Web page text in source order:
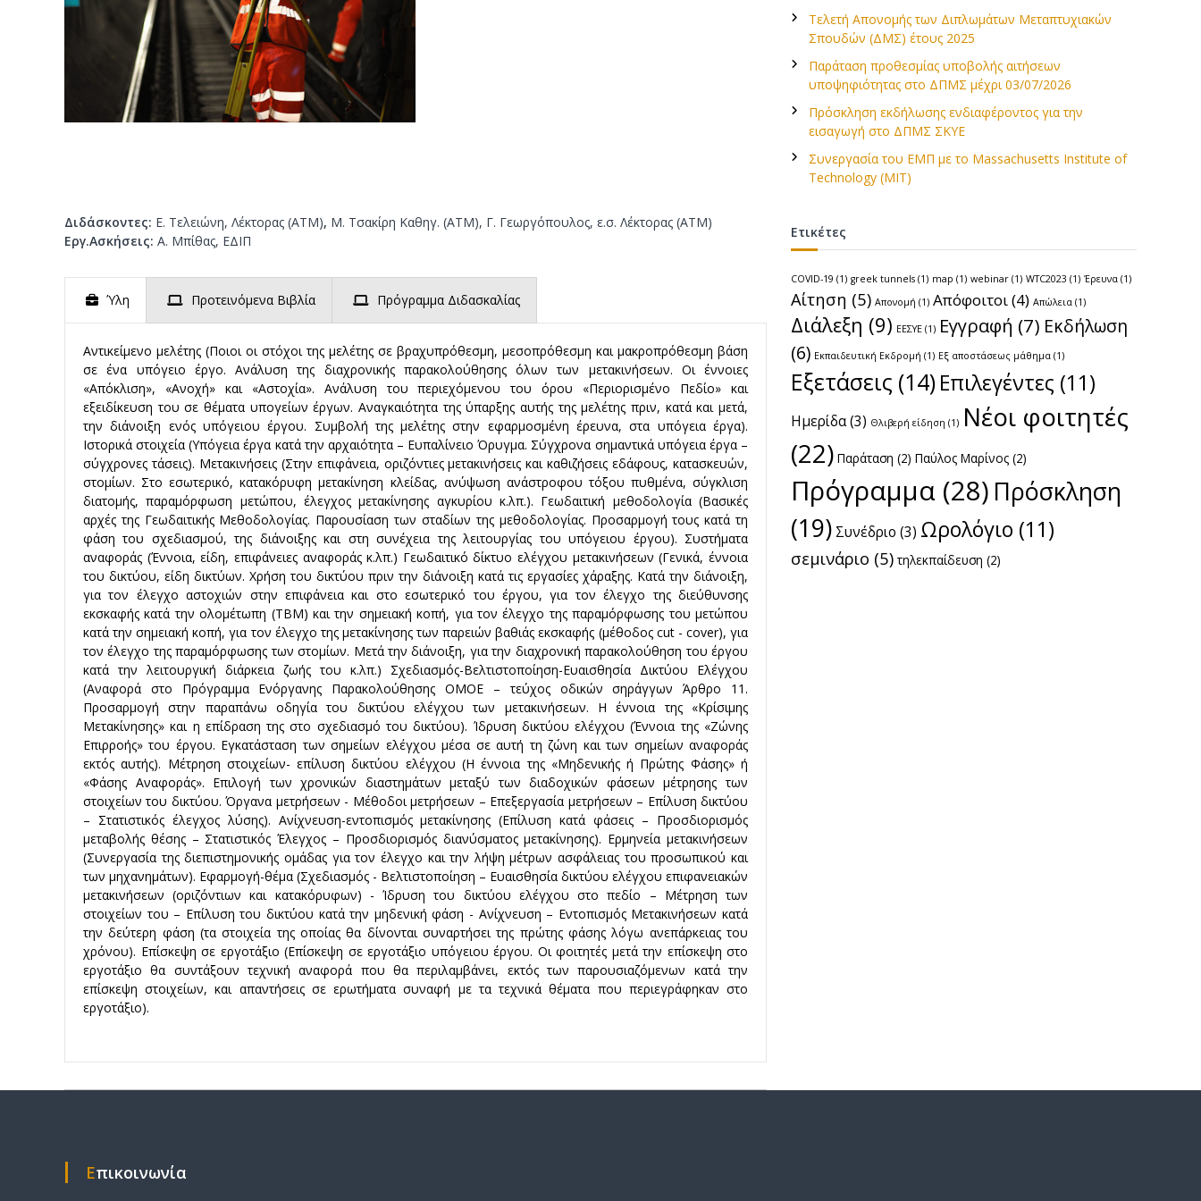
ο
γ
ί
ω
ν
Έ
ρ
γ
ω
ν
Διδάσκοντες: Ε. Τελειώνη, Λέκτορας (ΑΤΜ), Μ. Τσακίρη Καθηγ. (ΑΤΜ), Γ. Γεωργόπουλος, ε.σ. Λέκτορας (ΑΤΜ)
Εργ.Ασκήσεις: Α. Μπίθας, ΕΔΙΠ
Ύλη Προτεινόμενα Βιβλία Πρόγραμμα Διδασκαλίας
Αντικείμενο μελέτης (Ποιοι οι στόχοι της μελέτης σε βραχυπρόθεσμη, μεσοπρόθεσμη και μακροπρόθεσμη βάση
σε ένα υπόγειο έργο. Ανάλυση της διαχρονικής παρακολούθησης όλων των μετακινήσεων. Οι έννοιες
«Απόκλιση», «Ανοχή» και «Αστοχία». Ανάλυση του περιεχόμενου του όρου «Περιορισμένο Πεδίο» και
εξειδίκευση του σε θέματα υπογείων έργων. Αναγκαιότητα της ύπαρξης αυτής της μελέτης πριν, κατά και μετά,
την διάνοιξη ενός υπόγειου έργου. Συμβολή της μελέτης στην εφαρμοσμένη έρευνα, στα υπόγεια έργα).
Ιστορικά στοιχεία (Υπόγεια έργα κατά την αρχαιότητα – Ευπαλίνειο Όρυγμα. Σύγχρονα σημαντικά υπόγεια έργα –
σύγχρονες τάσεις). Μετακινήσεις (Στην επιφάνεια, οριζόντιες μετακινήσεις και καθιζήσεις εδάφους, κατασκευών,
στομίων. Στο εσωτερικό, κατακόρυφη μετακίνηση κλείδας, ανύψωση ανάστροφου τόξου πυθμένα, σύγκλιση
διατομής, παραμόρφωση μετώπου, έλεγχος μετακίνησης αγκυρίου κ.λπ.). Γεωδαιτική μεθοδολογία (Βασικές
αρχές της Γεωδαιτικής Μεθοδολογίας. Παρουσίαση των σταδίων της μεθοδολογίας. Προσαρμογή τους κατά τη
φάση του σχεδιασμού, της διάνοιξης και στη συνέχεια της λειτουργίας του υπόγειου έργου). Συστήματα
αναφοράς (Έννοια, είδη, επιφάνειες αναφοράς κ.λπ.) Γεωδαιτικό δίκτυο ελέγχου μετακινήσεων (Γενικά, έννοια
του δικτύου, είδη δικτύων. Χρήση του δικτύου πριν την διάνοιξη κατά τις εργασίες χάραξης. Κατά την διάνοιξη,
για τον έλεγχο αστοχιών στην επιφάνεια και στο εσωτερικό του έργου, για τον έλεγχο της διεύθυνσης
εκσκαφής κατά την ολομέτωπη (ΤΒΜ) και την σημειακή κοπή, για τον έλεγχο της παραμόρφωσης του μετώπου
κατά την σημειακή κοπή, για τον έλεγχο της μετακίνησης των παρειών βαθιάς εκσκαφής (μέθοδος cut - cover), για
τον έλεγχο της παραμόρφωσης των στομίων. Μετά την διάνοιξη, για την διαχρονική παρακολούθηση του έργου
κατά την λειτουργική διάρκεια ζωής του κ.λπ.) Σχεδιασμός-Βελτιστοποίηση-Ευαισθησία Δικτύου Ελέγχου
(Αναφορά στο Πρόγραμμα Ενόργανης Παρακολούθησης ΟΜΟΕ – τεύχος οδικών σηράγγων Άρθρο 11.
Προσαρμογή στην παραπάνω οδηγία του δικτύου ελέγχου των μετακινήσεων. Η έννοια της «Κρίσιμης
Μετακίνησης» και η επίδραση της στο σχεδιασμό του δικτύου). Ίδρυση δικτύου ελέγχου (Έννοια της «Ζώνης
Επιρροής» του έργου. Εγκατάσταση των σημείων ελέγχου μέσα σε αυτή τη ζώνη και των σημείων αναφοράς
εκτός αυτής). Μέτρηση στοιχείων- επίλυση δικτύου ελέγχου (Η έννοια της «Μηδενικής ή Πρώτης Φάσης» ή
«Φάσης Αναφοράς». Επιλογή των χρονικών διαστημάτων μεταξύ των διαδοχικών φάσεων μέτρησης των
στοιχείων του δικτύου. Όργανα μετρήσεων - Μέθοδοι μετρήσεων – Επεξεργασία μετρήσεων – Επίλυση δικτύου
– Στατιστικός έλεγχος λύσης). Ανίχνευση-εντοπισμός μετακίνησης (Επίλυση κατά φάσεις – Προσδιορισμός
μεταβολής θέσης – Στατιστικός Έλεγχος – Προσδιορισμός διανύσματος μετακίνησης). Ερμηνεία μετακινήσεων
(Συνεργασία της διεπιστημονικής ομάδας για τον έλεγχο και την λήψη μέτρων ασφάλειας του προσωπικού και
των μηχανημάτων). Εφαρμογή-θέμα (Σχεδιασμός - Βελτιστοποίηση – Ευαισθησία δικτύου ελέγχου επιφανειακών
μετακινήσεων (οριζόντιων και κατακόρυφων) - Ίδρυση του δικτύου ελέγχου στο πεδίο – Μέτρηση των
στοιχείων του – Επίλυση του δικτύου κατά την μηδενική φάση - Ανίχνευση – Εντοπισμός Μετακινήσεων κατά
την δεύτερη φάση (τα στοιχεία της οποίας θα δίνονται συναρτήσει της πρώτης φάσης λόγω ανεπάρκειας του
χρόνου). Επίσκεψη σε εργοτάξιο (Επίσκεψη σε εργοτάξιο υπόγειου έργου. Οι φοιτητές μετά την επίσκεψη στο
εργοτάξιο θα συντάξουν τεχνική αναφορά που θα περιλαμβάνει, εκτός των παρουσιαζόμενων κατά την
επίσκεψη στοιχείων, και απαντήσεις σε ερωτήματα συναφή με τα τεχνικά θέματα που περιεγράφηκαν στο
εργοτάξιο).
η
α
Τελετή Απονομής των Διπλωμάτων Μεταπτυχιακών
Σπουδών (ΔΜΣ) έτους 2025
Παράταση προθεσμίας υποβολής αιτήσεων
υποψηφιότητας στο ΔΠΜΣ μέχρι 03/07/2026
Πρόσκληση εκδήλωσης ενδιαφέροντος για την
εισαγωγή στο ΔΠΜΣ ΣΚΥΕ
Συνεργασία του ΕΜΠ με το Massachusetts Institute of
Technology (MIT)
Ετικέτες
COVID-19 (1) greek tunnels (1) map (1) webinar (1) WTC2023 (1) Έρευνα (1)
Αίτηση (5) Απονομή (1) Απόφοιτοι(4) Απώλεια (1)
Διάλεξη (9) ΕΕΣΥΕ (1) Εγγραφή (7) Εκδήλωση
(6) Εκπαιδευτική Εκδρομή (1) Εξ αποστάσεως μάθημα (1)
Εξετάσεις (14) Επιλεγέντες (11)
Ημερίδα(3) Θλιβερή είδηση (1) Νέοι φοιτητές
(22) Παράταση (2) Παύλος Μαρίνος (2)
Πρόγραμμα (28) Πρόσκληση
(19) Συνέδριο (3) Ωρολόγιο (11)
σεμινάριο (5) τηλεκπαίδευση (2)
Επικοινωνία